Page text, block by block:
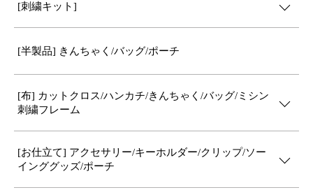
[刺繍キット]
[半製品] きんちゃく/バッグ/ポーチ
[布] カットクロス/ハンカチ/きんちゃく/バッグ/ミシン
刺繍フレーム
[お仕立て] アクセサリー/キーホルダー/クリップ/ソー
インググッズ/ポーチ